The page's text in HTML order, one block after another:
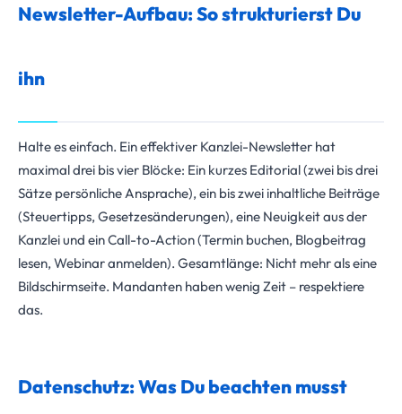
Newsletter-Aufbau: So strukturierst Du
ihn
Halte es einfach. Ein effektiver Kanzlei-Newsletter hat
maximal drei bis vier Blöcke: Ein kurzes Editorial (zwei bis drei
Sätze persönliche Ansprache), ein bis zwei inhaltliche Beiträge
(Steuertipps, Gesetzesänderungen), eine Neuigkeit aus der
Kanzlei und ein Call-to-Action (Termin buchen, Blogbeitrag
lesen, Webinar anmelden). Gesamtlänge: Nicht mehr als eine
Bildschirmseite. Mandanten haben wenig Zeit – respektiere
das.
Datenschutz: Was Du beachten musst